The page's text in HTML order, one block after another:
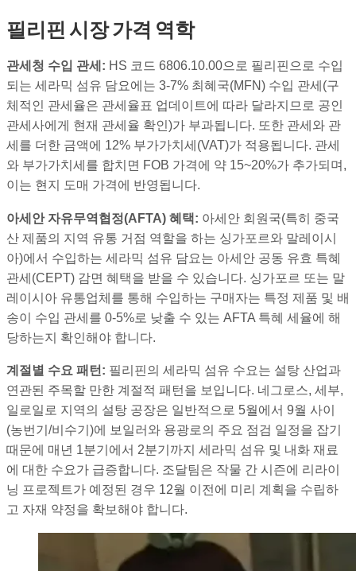
필리핀 시장 가격 역학
관세청 수입 관세: HS 코드 6806.10.00으로 필리핀으로 수입
되는 세라믹 섬유 담요에는 3-7% 최혜국(MFN) 수입 관세(구
체적인 관세율은 관세율표 업데이트에 따라 달라지므로 공인
관세사에게 현재 관세율 확인)가 부과됩니다. 또한 관세와 관
세를 더한 금액에 12% 부가가치세(VAT)가 적용됩니다. 관세
와 부가가치세를 합치면 FOB 가격에 약 15~20%가 추가되며,
이는 현지 도매 가격에 반영됩니다.
아세안 자유무역협정(AFTA) 혜택: 아세안 회원국(특히 중국
산 제품의 지역 유통 거점 역할을 하는 싱가포르와 말레이시
아)에서 수입하는 세라믹 섬유 담요는 아세안 공동 유효 특혜
관세(CEPT) 감면 혜택을 받을 수 있습니다. 싱가포르 또는 말
레이시아 유통업체를 통해 수입하는 구매자는 특정 제품 및 배
송이 수입 관세를 0-5%로 낮출 수 있는 AFTA 특혜 세율에 해
당하는지 확인해야 합니다.
계절별 수요 패턴: 필리핀의 세라믹 섬유 수요는 설탕 산업과
연관된 주목할 만한 계절적 패턴을 보입니다. 네그로스, 세부,
일로일로 지역의 설탕 공장은 일반적으로 5월에서 9월 사이
(농번기/비수기)에 보일러와 용광로의 주요 점검 일정을 잡기
때문에 매년 1분기에서 2분기까지 세라믹 섬유 및 내화 재료
에 대한 수요가 급증합니다. 조달팀은 작물 간 시즌에 리라이
닝 프로젝트가 예정된 경우 12월 이전에 미리 계획을 수립하
고 자재 약정을 확보해야 합니다.